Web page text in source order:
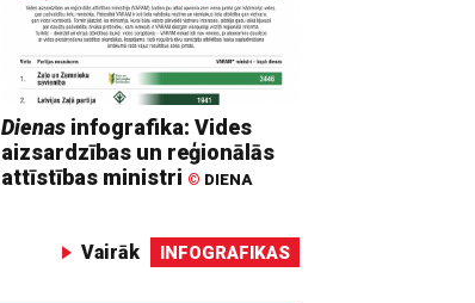
Dienas infografika: Vides
aizsardzības un reģionālās
attīstības ministri © DIENA
Vairāk INFOGRAFIKAS